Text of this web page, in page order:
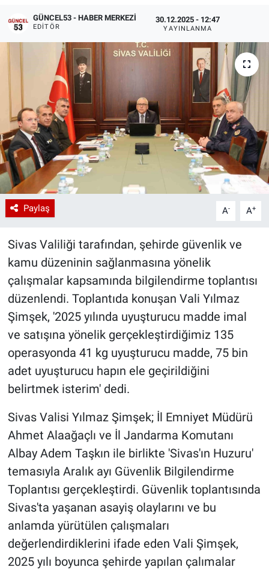
GÜNCEL53 - HABER MERKEZI
EDITÖR
30.12.2025 - 12:47
YAYINLANMA
Paylaş A- A+
Sivas Valiliği tarafından, şehirde güvenlik ve
kamu düzeninin sağlanmasına yönelik
çalışmalar kapsamında bilgilendirme toplantısı
düzenlendi. Toplantıda konuşan Vali Yılmaz
Şimşek, '2025 yılında uyuşturucu madde imal
ve satışına yönelik gerçekleştirdiğimiz 135
operasyonda 41 kg uyuşturucu madde, 75 bin
adet uyuşturucu hapın ele geçirildiğini
belirtmek isterim' dedi.
Sivas Valisi Yılmaz Şimşek; İl Emniyet Müdürü
Ahmet Alaağaçlı ve İl Jandarma Komutanı
Albay Adem Taşkın ile birlikte 'Sivas'ın Huzuru'
temasıyla Aralık ayı Güvenlik Bilgilendirme
Toplantısı gerçekleştirdi. Güvenlik toplantısında
Sivas'ta yaşanan asayiş olaylarını ve bu
anlamda yürütülen çalışmaları
değerlendirdiklerini ifade eden Vali Şimşek,
2025 yılı boyunca şehirde yapılan çalımalar